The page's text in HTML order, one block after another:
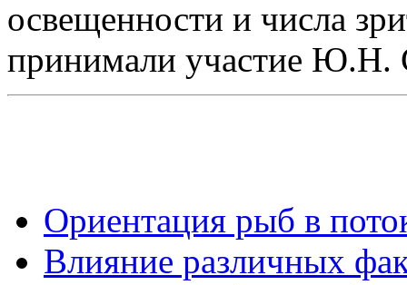
освещенности и числа
принимали участие
Ориентация рыб в
Влияние различных